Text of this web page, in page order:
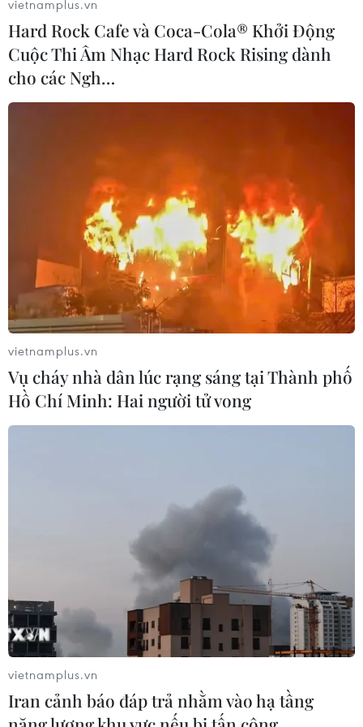
#Tinh thần Samurai trong thế giới phẳng
#Tiền bạc
#Giàu có
Theo dõi VietnamPlus
TIN CÙNG CHUYÊN MỤC
Giới thiệu Bộ sách Tuyển tập các tác
phẩm chọn lọc của Tổng Tư lệnh
05/08/2026 10:10
FAHASA mở lối đưa sách Việt
ra thế giới
30/07/2026 13:41
vietnamplus.vn
Hard Rock Cafe và Coca-Cola® Khởi Động
Cuộc Thi Âm Nhạc Hard Rock Rising dành
cho các Ngh…
vietnamplus.vn
Vụ cháy nhà dân lúc rạng sáng tại Thành phố
Hồ Chí Minh: Hai người tử vong
vietnamplus.vn
Iran cảnh báo đáp trả nhằm vào hạ tầng